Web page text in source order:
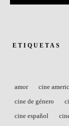
ETIQUETAS
amor cine
cine de género
cine español